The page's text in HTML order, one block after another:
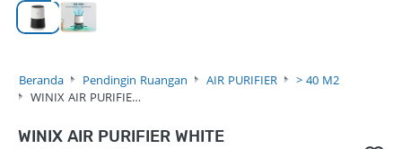
Beranda Pendingin Ruangan AIR PURIFIER
> 40 M2
WINIX AIR PURIFIE…
WINIX AIR PURIFIER WHITE